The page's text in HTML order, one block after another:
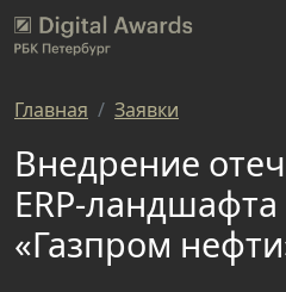
Главная Заявки
Внедрение
ERP-
«Газпром